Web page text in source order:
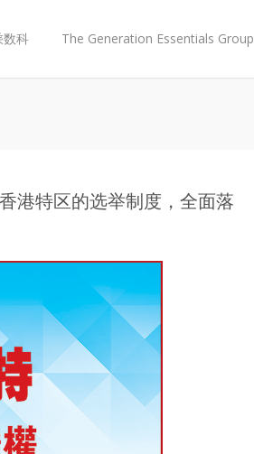
数科 The Generation Essentials Group
港特区的选举制度，全面落